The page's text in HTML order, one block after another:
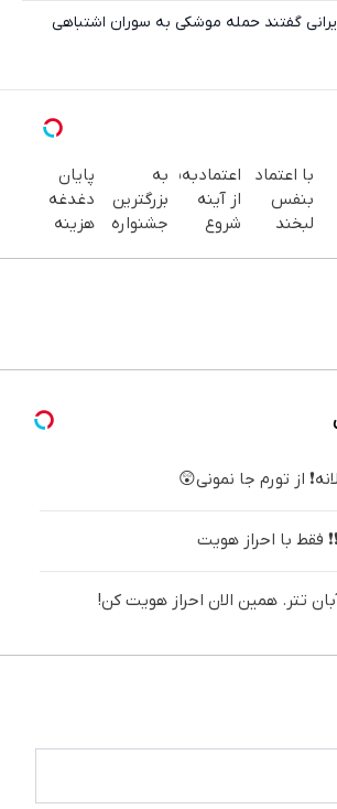
گفتند حمله موشکی به سوران اشتباهی
با اعتماد
بنفس
لبخند
اعتمادبه‌نفس
از آینه
شروع
به
بزرگترین
جشنواره
پایان
دغدغه
هزینه
کننده